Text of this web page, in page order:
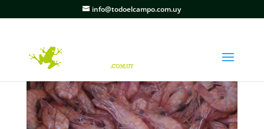
info@todoelcampo.com.uy